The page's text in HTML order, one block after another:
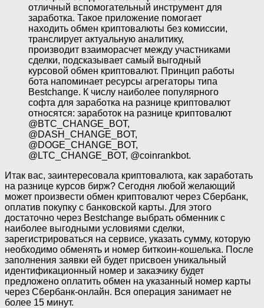
отличный вспомогательный инструмент для
заработка. Такое приложение помогает
находить обмен криптовалюты без комиссии,
транслирует актуальную аналитику,
производит взаиморасчет между участниками
сделки, подсказывает самый выгодный
курсовой обмен криптовалют. Принцип работы
бота напоминает ресурсы агрегаторы типа
Bestchange. К числу наиболее популярного
софта для заработка на разнице криптовалют
относятся: заработок на разнице криптовалют
@BTC_CHANGE_BOT,
@DASH_CHANGE_BOT,
@DOGE_CHANGE_BOT,
@LTC_CHANGE_BOT, @coinrankbot.
Итак вас, заинтересовала криптовалюта, как заработать
на разнице курсов бирж? Сегодня любой желающий
может произвести обмен криптовалют через Сбербанк,
оплатив покупку с банковской карты. Для этого
достаточно через Bestchange выбрать обменник с
наиболее выгодными условиями сделки,
зарегистрироваться на сервисе, указать сумму, которую
необходимо обменять и номер биткоин-кошелька. После
заполнения заявки ей будет присвоен уникальный
идентификационный номер и заказчику будет
предложено оплатить обмен на указанный номер карты
через Сбербанк-онлайн. Вся операция занимает не
более 15 минут.